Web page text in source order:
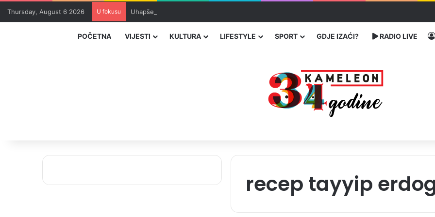
Thursday, August 6 2026 U fokusu Uhapšeni organizatori krijumčarenja migranata preko BiH i Balkana
POČETNA VIJESTI KULTURA LIFESTYLE SPORT GDJE IZAĆI? RADIO LIVE
recep tayyip